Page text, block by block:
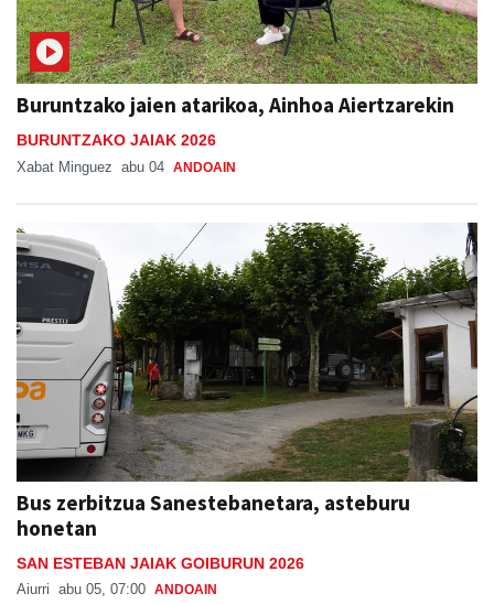
Buruntzako jaien atarikoa, Ainhoa Aiertzarekin
BURUNTZAKO JAIAK 2026
Xabat Minguez abu 04 ANDOAIN
Bus zerbitzua Sanestebanetara, asteburu
honetan
SAN ESTEBAN JAIAK GOIBURUN 2026
Aiurri abu 05, 07:00 ANDOAIN